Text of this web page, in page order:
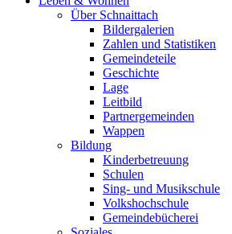
Über Schnaittach
Bildergalerien
Zahlen und Statistiken
Gemeindeteile
Geschichte
Lage
Leitbild
Partnergemeinden
Wappen
Bildung
Kinderbetreuung
Schulen
Sing- und Musikschule
Volkshochschule
Gemeindebücherei